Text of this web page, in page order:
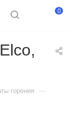
0
горения —